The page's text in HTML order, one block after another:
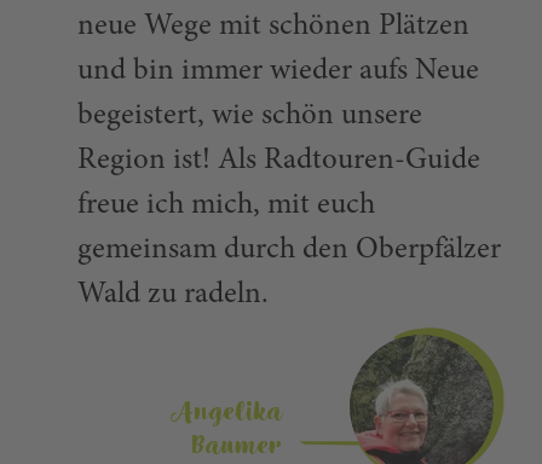
neue Wege mit schönen Plätzen
und bin immer wieder aufs Neue
begeistert, wie schön unsere
Region ist! Als Radtouren-Guide
freue ich mich, mit euch
gemeinsam durch den Oberpfälzer
Wald zu radeln.
Angelika
Baumer